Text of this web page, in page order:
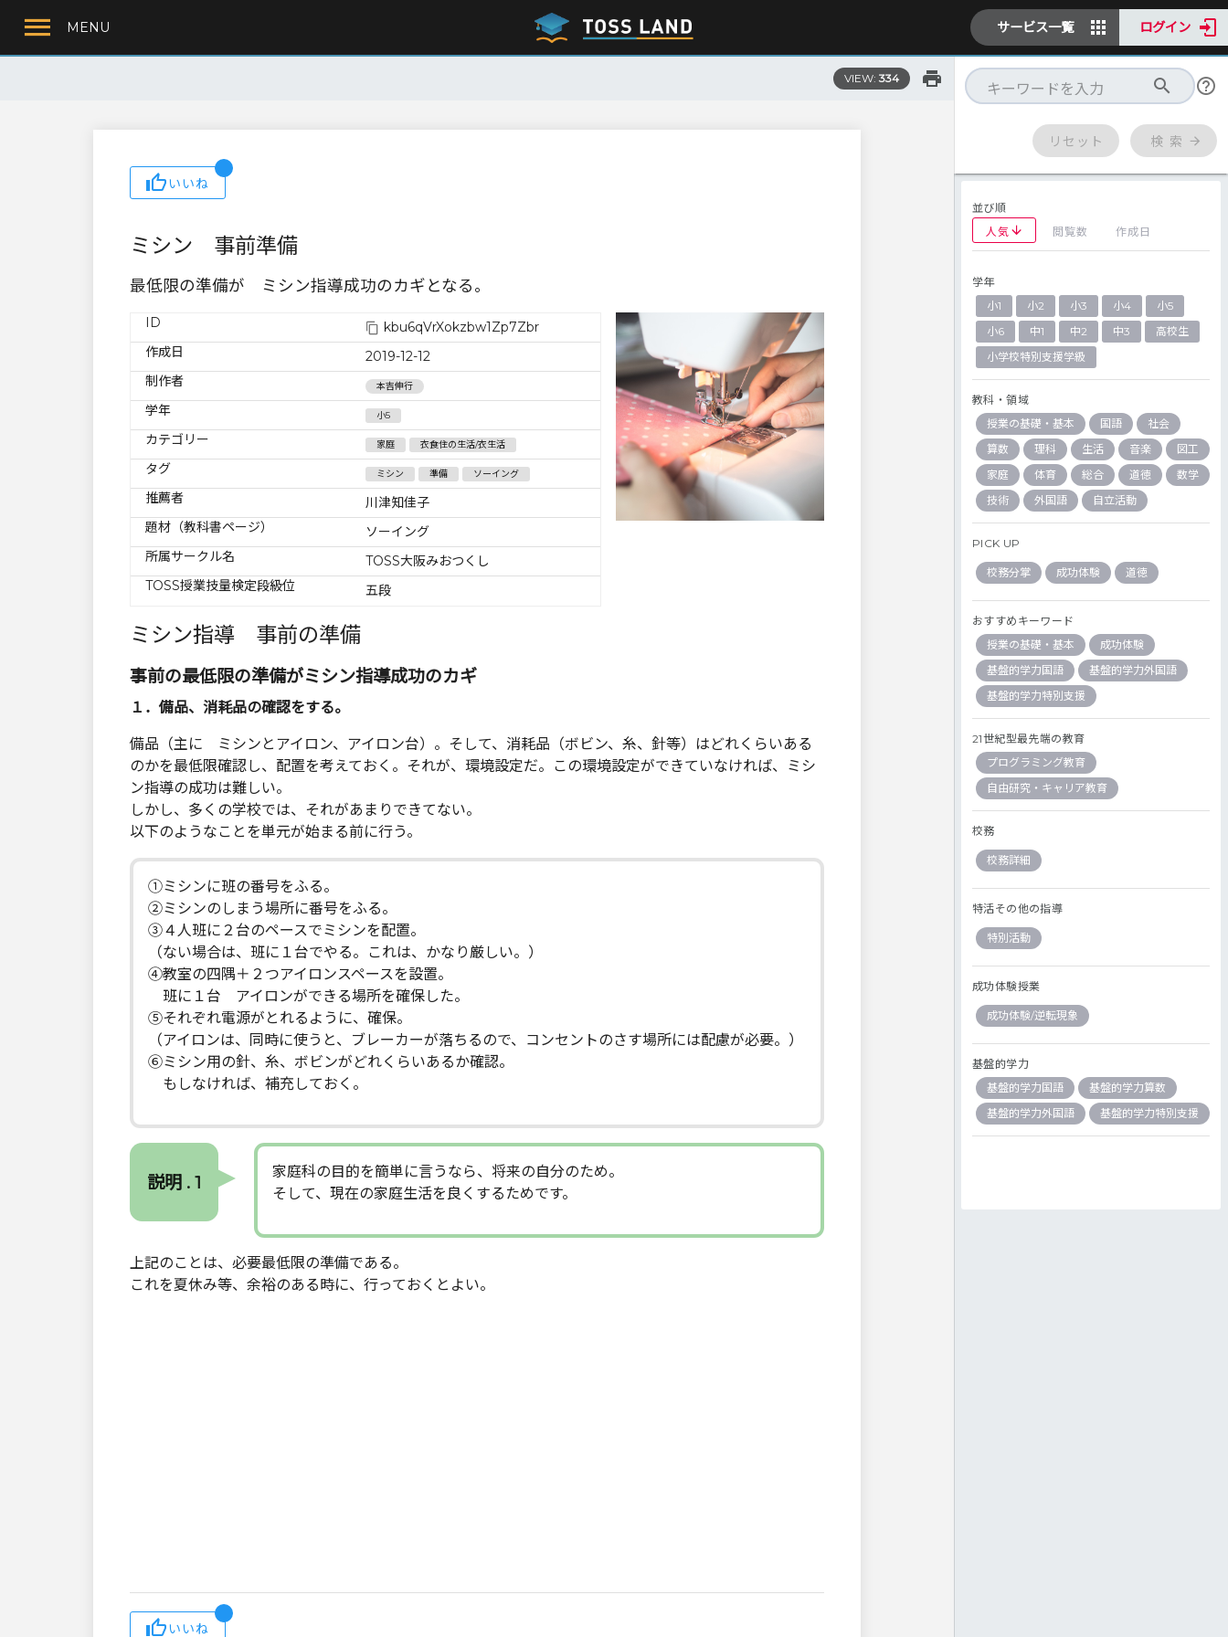
MENU サービス一覧 ログイン
VIEW: 334
いいね
ミシン 事前準備
最低限の準備が ミシン指導成功のカギとなる。
ID
kbu6qVrXokzbw1Zp7Zbr
作成日
2019-12-12
制作者
本吉伸行
学年 小5
カテゴリー 家庭 衣食住の生活/衣生活
タグ ミシン 準備 ソーイング
推薦者
川津知佳子
題材（教科書ページ）
ソーイング
所属サークル名
TOSS大阪みおつくし
TOSS授業技量検定段級位
五段
ミシン指導 事前の準備
事前の最低限の準備がミシン指導成功のカギ
１．備品、消耗品の確認をする。
備品（主に ミシンとアイロン、アイロン台）。そして、消耗品（ボビン、糸、針等）はどれくらいある
のかを最低限確認し、配置を考えておく。それが、環境設定だ。この環境設定ができていなければ、ミシ
ン指導の成功は難しい。
しかし、多くの学校では、それがあまりできてない。
以下のようなことを単元が始まる前に行う。
①ミシンに班の番号をふる。
②ミシンのしまう場所に番号をふる。
③４人班に２台のペースでミシンを配置。
（ない場合は、班に１台でやる。これは、かなり厳しい。）
④教室の四隅＋２つアイロンスペースを設置。
班に１台 アイロンができる場所を確保した。
⑤それぞれ電源がとれるように、確保。
（アイロンは、同時に使うと、ブレーカーが落ちるので、コンセントのさす場所には配慮が必要。）
⑥ミシン用の針、糸、ボビンがどれくらいあるか確認。
もしなければ、補充しておく。
説明 . 1
家庭科の目的を簡単に言うなら、将来の自分のため。
そして、現在の家庭生活を良くするためです。
上記のことは、必要最低限の準備である。
これを夏休み等、余裕のある時に、行っておくとよい。
いいね
リセット 検 索
並び順
人気
閲覧数 作成日
学年
小1
小2 小3 小4
小5
小6
中1 中2 中3
高校生
小学校特別支援学級
教科・領域
授業の基礎・基本
国語
社会
算数
理科 生活 音楽
図工
家庭
体育 総合 道徳
数学
技術
外国語 自立活動
PICK UP
校務分掌 成功体験 道徳
おすすめキーワード
授業の基礎・基本
成功体験
基盤的学力国語
基盤的学力外国語
基盤的学力特別支援
21世紀型最先端の教育
プログラミング教育
自由研究・キャリア教育
校務
校務詳細
特活その他の指導
特別活動
成功体験授業
成功体験/逆転現象
基盤的学力
基盤的学力国語
基盤的学力算数
基盤的学力外国語
基盤的学力特別支援